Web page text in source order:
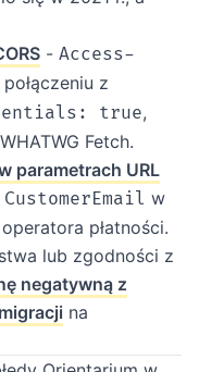
- Access-
z
true,
Fetch.
parametrach URL
CustomerEmail w
płatności.
lub zgodności z
negatywną z
na